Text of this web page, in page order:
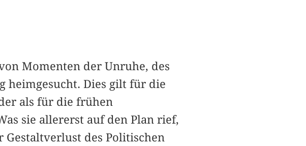
Momenten der Unruhe, des
heimgesucht. Dies gilt für die
als für die frühen
sie allererst auf den Plan rief,
des Politischen